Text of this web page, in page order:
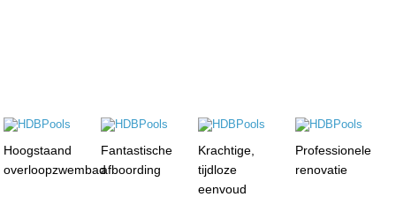
Hoogstaand
overloopzwembad
Fantastische
afboording
Krachtige,
tijdloze
eenvoud
Professionele
renovatie